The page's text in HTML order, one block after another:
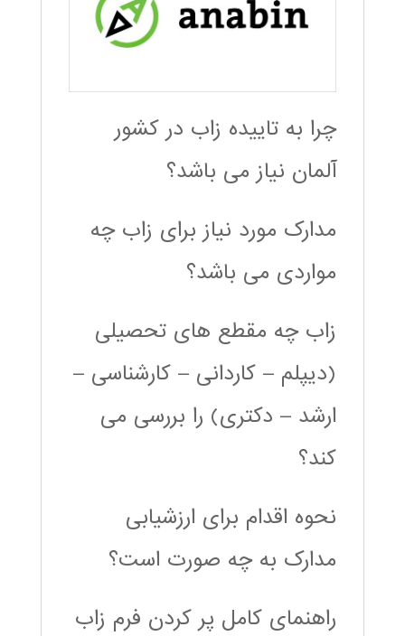
چرا به تاییده زاب در کشور
آلمان نیاز می باشد؟
مدارک مورد نیاز برای زاب چه
مواردی می باشد؟
زاب چه مقطع های تحصیلی
(دیپلم – کاردانی – کارشناسی –
ارشد – دکتری) را بررسی می
کند؟
نحوه اقدام برای ارزشیابی
مدارک به چه صورت است؟
راهنمای کامل پر کردن فرم زاب